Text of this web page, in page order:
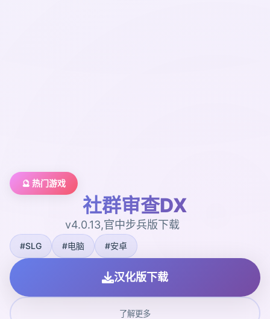
🔮 热门游戏
社群审查DX
v4.0.13,官中步兵版下载
#SLG #电脑 #安卓
汉化版下载
了解更多